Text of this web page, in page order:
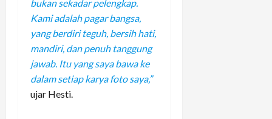
bukan sekadar pelengkap.
Kami adalah pagar bangsa,
yang berdiri teguh, bersih hati,
mandiri, dan penuh tanggung
jawab. Itu yang saya bawa ke
dalam setiap karya foto saya,”
ujar Hesti.